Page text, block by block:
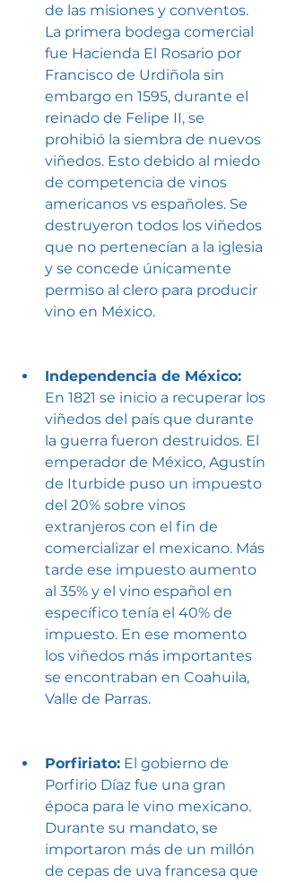
de las misiones y conventos.
La primera bodega comercial
fue Hacienda El Rosario por
Francisco de Urdiñola sin
embargo en 1595, durante el
reinado de Felipe II, se
prohibió la siembra de nuevos
viñedos. Esto debido al miedo
de competencia de vinos
americanos vs españoles. Se
destruyeron todos los viñedos
que no pertenecían a la iglesia
y se concede únicamente
permiso al clero para producir
vino en México.
Independencia de México:
En 1821 se inicio a recuperar los
viñedos del país que durante
la guerra fueron destruidos. El
emperador de México, Agustín
de Iturbide puso un impuesto
del 20% sobre vinos
extranjeros con el fin de
comercializar el mexicano. Más
tarde ese impuesto aumento
al 35% y el vino español en
específico tenía el 40% de
impuesto. En ese momento
los viñedos más importantes
se encontraban en Coahuila,
Valle de Parras.
Porfiriato: El gobierno de
Porfirio Díaz fue una gran
época para le vino mexicano.
Durante su mandato, se
importaron más de un millón
de cepas de uva francesa que